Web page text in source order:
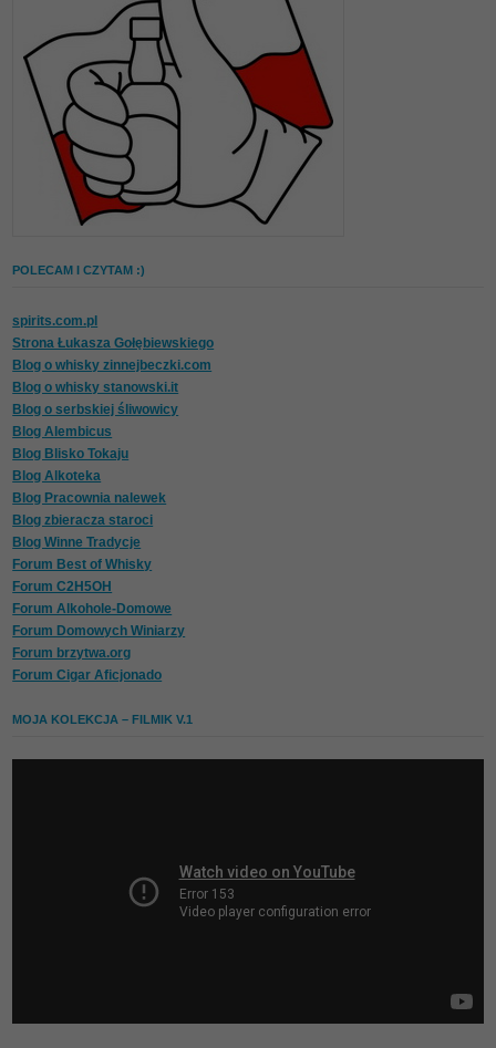
POLECAM I CZYTAM :)
spirits.com.pl
Strona Łukasza Gołębiewskiego
Blog o whisky zinnejbeczki.com
Blog o whisky stanowski.it
Blog o serbskiej śliwowicy
Blog Alembicus
Blog Blisko Tokaju
Blog Alkoteka
Blog Pracownia nalewek
Blog zbieracza staroci
Blog Winne Tradycje
Forum Best of Whisky
Forum C2H5OH
Forum Alkohole-Domowe
Forum Domowych Winiarzy
Forum brzytwa.org
Forum Cigar Aficjonado
MOJA KOLEKCJA – FILMIK V.1